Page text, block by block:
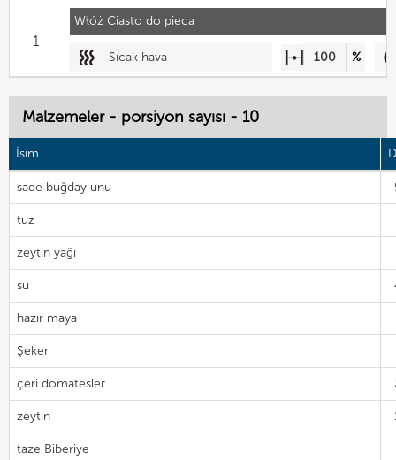
Włóż Ciasto do pieca
1
Sıcak hava 100 %
Malzemeler - porsiyon sayısı - 10
İsim
sade buğday unu
tuz
zeytin yağı
su
hazır maya
Şeker
çeri domatesler
zeytin
taze Biberiye